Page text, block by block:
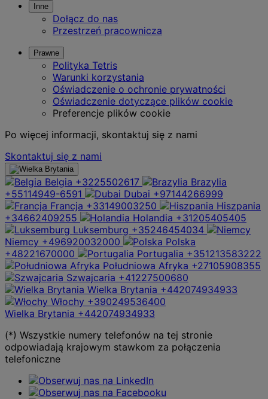
Inne
Dołącz do nas
Przestrzeń pracownicza
Prawne
Polityka Tetris
Warunki korzystania
Oświadczenie o ochronie prywatności
Oświadczenie dotyczące plików cookie
Preferencje plików cookie
Po więcej informacji, skontaktuj się z nami
Skontaktuj się z nami
Belgia +3225502617
Brazylia
+55114949-6591
Dubai +97144266999
Francja +33149003250
Hiszpania
+34662409255
Holandia +31205405405
Luksemburg +35246454034
Niemcy +496920032000
Polska
+48221670000
Portugalia +351213583222
Południowa Afryka +27105908355
Szwajcaria +41227500680
Wielka Brytania +442074934933
Włochy +390249536400
Wielka Brytania +442074934933
(*) Wszystkie numery telefonów na tej stronie
odpowiadają krajowym stawkom za połączenia
telefoniczne